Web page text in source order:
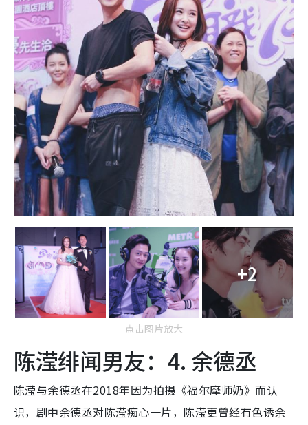
+2
点击图片放大
陈滢绯闻男友：4. 余德丞
陈滢与余德丞在2018年因为拍摄《福尔摩师奶》而认
识，剧中余德丞对陈滢痴心一片，陈滢更曾经有色诱余